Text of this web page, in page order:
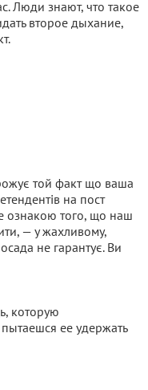
Люди знают, что такое
второе дыхание,
той факт що ваша
на пост
ознакою того, що наш
— у жахливому,
не гарантує. Ви
которую
ее удержать